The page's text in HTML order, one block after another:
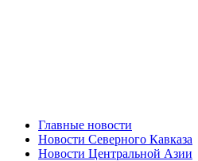
Главные новости
Новости Северного Кавказа
Новости Центральной Азии